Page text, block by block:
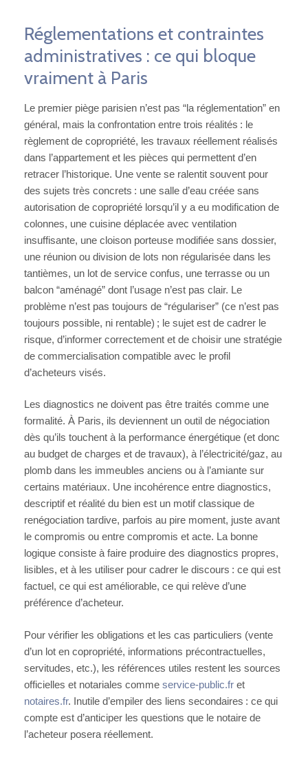
Réglementations et contraintes
administratives : ce qui bloque
vraiment à Paris
Le premier piège parisien n’est pas “la réglementation” en
général, mais la confrontation entre trois réalités : le
règlement de copropriété, les travaux réellement réalisés
dans l’appartement et les pièces qui permettent d’en
retracer l’historique. Une vente se ralentit souvent pour
des sujets très concrets : une salle d’eau créée sans
autorisation de copropriété lorsqu’il y a eu modification de
colonnes, une cuisine déplacée avec ventilation
insuffisante, une cloison porteuse modifiée sans dossier,
une réunion ou division de lots non régularisée dans les
tantièmes, un lot de service confus, une terrasse ou un
balcon “aménagé” dont l’usage n’est pas clair. Le
problème n’est pas toujours de “régulariser” (ce n’est pas
toujours possible, ni rentable) ; le sujet est de cadrer le
risque, d’informer correctement et de choisir une stratégie
de commercialisation compatible avec le profil
d’acheteurs visés.
Les diagnostics ne doivent pas être traités comme une
formalité. À Paris, ils deviennent un outil de négociation
dès qu’ils touchent à la performance énergétique (et donc
au budget de charges et de travaux), à l’électricité/gaz, au
plomb dans les immeubles anciens ou à l’amiante sur
certains matériaux. Une incohérence entre diagnostics,
descriptif et réalité du bien est un motif classique de
renégociation tardive, parfois au pire moment, juste avant
le compromis ou entre compromis et acte. La bonne
logique consiste à faire produire des diagnostics propres,
lisibles, et à les utiliser pour cadrer le discours : ce qui est
factuel, ce qui est améliorable, ce qui relève d’une
préférence d’acheteur.
Pour vérifier les obligations et les cas particuliers (vente
d’un lot en copropriété, informations précontractuelles,
servitudes, etc.), les références utiles restent les sources
officielles et notariales comme service-public.fr et
notaires.fr. Inutile d’empiler des liens secondaires : ce qui
compte est d’anticiper les questions que le notaire de
l’acheteur posera réellement.